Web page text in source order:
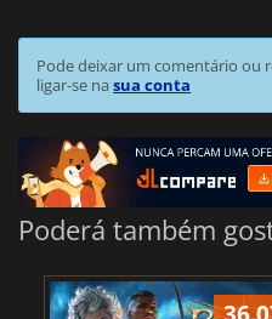
Pode deixar um comentário ou
ligar-se nasua conta
Poderá também